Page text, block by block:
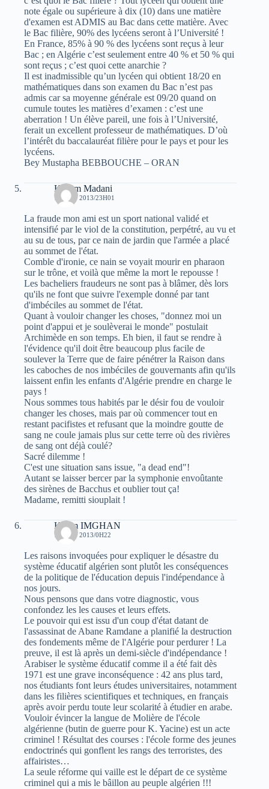
note égale ou supérieure à dix (10) dans une matière
d'examen est ADMIS au Bac dans cette matière. Avec
le Bac filière, 90% des lycéens seront à l’Université !
En France, 85% à 90 % des lycéens sont reçus à leur
Bac ; en Algérie c’est seulement entre 40 % et 50 % qui
sont reçus ; c’est quoi cette anarchie ?
Il est inadmissible qu’un lycéen qui obtient 18/20 en
mathématiques dans son examen du Bac n’est pas
admis car sa moyenne générale est 09/20 quand on
cumule toutes les matières d’examen : c’est une
aberration ! Un élève pareil, une fois à l’Université,
ferait un excellent professeur de mathématiques. D’où
l’intérêt du baccalauréat filière pour le pays et pour les
lycéens.
Bey Mustapha BEBBOUCHE – ORAN
Kacem Madani
14 JUIN 2013/23H01
La fraude mon ami est un sport national validé et
intensifié par le viol de la constitution, perpétré, au vu et
au su de tous, par ce nain de jardin que l'armée a placé
au sommet de l'état.
Comble d'ironie, ce nain se voyait mourir en pharaon
sur le trône, et voilà que même la mort le repousse !
Les bacheliers fraudeurs ne sont pas à blâmer, dès lors
qu'ils ne font que suivre l'exemple donné par tant
d'imbéciles au sommet de l'état.
Quant à vouloir changer les choses, "donnez moi un
point d'appui et je soulèverai le monde" postulait
Archimède en son temps. Eh bien, il faut se rendre à
l'évidence qu'il doit être beaucoup plus facile de
soulever la Terre que de faire pénétrer la Raison dans
les caboches de nos imbéciles de gouvernants afin qu'ils
laissent enfin les enfants d'Algérie prendre en charge le
pays !
Nous sommes tous habités par le désir fou de vouloir
changer les choses, mais par où commencer tout en
restant pacifistes et refusant que la moindre goutte de
sang ne coule jamais plus sur cette terre où des rivières
de sang ont déjà coulé?
Sacré dilemme !
C'est une situation sans issue, "a dead end"!
Autant se laisser bercer par la symphonie envoûtante
des sirènes de Bacchus et oublier tout ça!
Madame, remitti siouplait !
Karim IMGHAN
15 JUIN 2013/0H22
Les raisons invoquées pour expliquer le désastre du
système éducatif algérien sont plutôt les conséquences
de la politique de l'éducation depuis l'indépendance à
nos jours.
Nous pensons que dans votre diagnostic, vous
confondez les les causes et leurs effets.
Le pouvoir qui est issu d'un coup d'état datant de
l'assassinat de Abane Ramdane a planifié la destruction
des fondements même de l'Algérie pour perdurer ! La
preuve, il est là après un demi-siècle d'indépendance !
Arabiser le système éducatif comme il a été fait dès
1971 est une grave inconséquence : 42 ans plus tard,
nos étudiants font leurs études universitaires, notamment
dans les filières scientifiques et techniques, en français
après avoir perdu toute leur scolarité à étudier en arabe.
Vouloir évincer la langue de Molière de l'école
algérienne (butin de guerre pour K. Yacine) est un acte
criminel ! Résultat des courses : l'école forme des jeunes
endoctrinés qui gonflent les rangs des terroristes, des
affairistes…
La seule réforme qui vaille est le départ de ce système
criminel qui a mis le bâillon au peuple algérien !!!